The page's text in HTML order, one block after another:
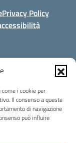
i cookie per
Il consenso a queste
di navigazione
può influire
Privacy Policy